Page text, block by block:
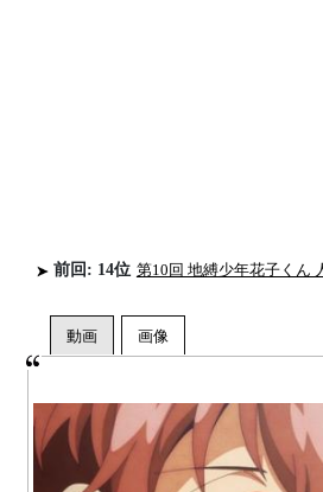
前回: 14位 第10回 地縛少年花子くん